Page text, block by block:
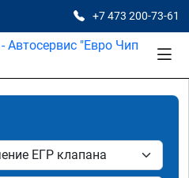
+7 473 200-73-61